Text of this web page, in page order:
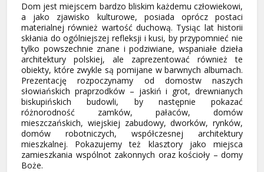
Dom jest miejscem bardzo bliskim każdemu człowiekowi,
a jako zjawisko kulturowe, posiada oprócz postaci
materialnej również wartość duchową. Tysiąc lat historii
skłania do ogólniejszej refleksji i kusi, by przypomnieć nie
tylko powszechnie znane i podziwiane, wspaniałe dzieła
architektury polskiej, ale zaprezentować również te
obiekty, które zwykle są pomijane w barwnych albumach.
Prezentację rozpoczynamy od domostw naszych
słowiańskich praprzodków – jaskiń i grot, drewnianych
biskupińskich budowli, by następnie pokazać
różnorodność zamków, pałaców, domów
mieszczańskich, wiejskiej zabudowy, dworków, rynków,
domów robotniczych, współczesnej architektury
mieszkalnej. Pokazujemy też klasztory jako miejsca
zamieszkania wspólnot zakonnych oraz kościoły – domy
Boże.